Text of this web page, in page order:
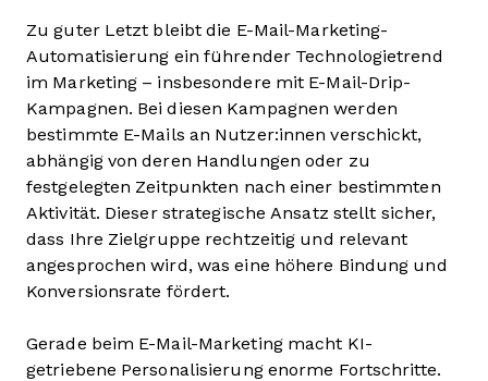
Zu guter Letzt bleibt die E-Mail-Marketing-
Automatisierung ein führender Technologietrend
im Marketing – insbesondere mit E-Mail-Drip-
Kampagnen. Bei diesen Kampagnen werden
bestimmte E-Mails an Nutzer:innen verschickt,
abhängig von deren Handlungen oder zu
festgelegten Zeitpunkten nach einer bestimmten
Aktivität. Dieser strategische Ansatz stellt sicher,
dass Ihre Zielgruppe rechtzeitig und relevant
angesprochen wird, was eine höhere Bindung und
Konversionsrate fördert.
Gerade beim E-Mail-Marketing macht KI-
getriebene Personalisierung enorme Fortschritte.